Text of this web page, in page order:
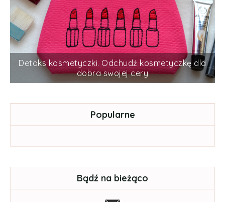
Detoks kosmetyczki. Odchudź kosmetyczkę dla
dobra swojej cery
Popularne
Bądź na bieżąco